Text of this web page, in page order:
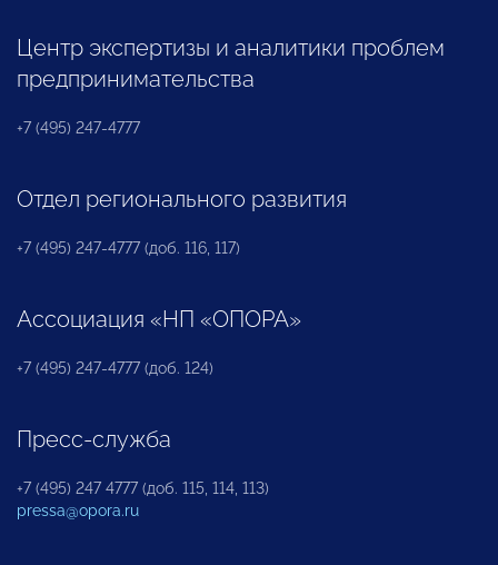
Центр экспертизы и аналитики проблем
предпринимательства
+7 (495) 247-4777
Отдел регионального развития
+7 (495) 247-4777 (доб. 116, 117)
Ассоциация «НП «ОПОРА»
+7 (495) 247-4777 (доб. 124)
Пресс-служба
+7 (495) 247 4777 (доб. 115, 114, 113)
pressa@opora.ru